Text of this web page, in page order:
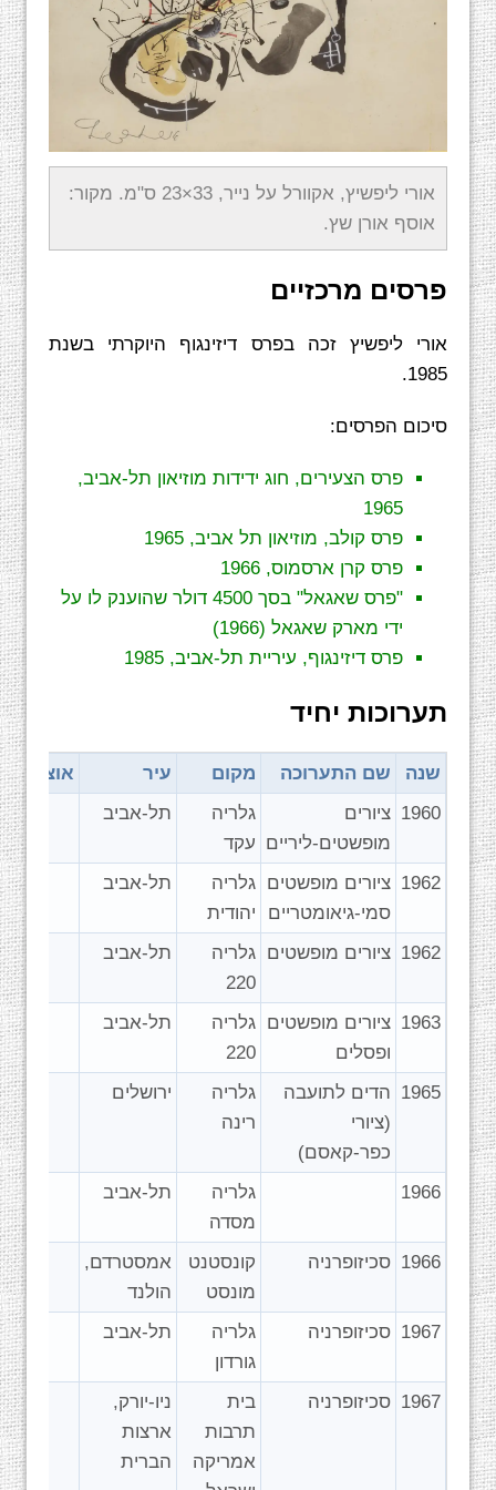
אורי ליפשיץ, אקוורל על נייר, 33×23 ס"מ. מקור:
אוסף אורן שץ.
פרסים מרכזיים
אורי ליפשיץ זכה בפרס דיזינגוף היוקרתי בשנת
1985.
סיכום הפרסים:
פרס הצעירים, חוג ידידות מוזיאון תל-אביב,
1965
פרס קולב, מוזיאון תל אביב, 1965
פרס קרן ארסמוס, 1966
"פרס שאגאל" בסך 4500 דולר שהוענק לו על
ידי מארק שאגאל (1966)
פרס דיזינגוף, עיריית תל-אביב, 1985
תערוכות יחיד
שנה שם התערוכה מקום עיר
אוצר/ת
1960 ציורים
מופשטים-ליריים
גלריה
עקד
תל-אביב
1962 ציורים מופשטים
סמי-גיאומטריים
גלריה
יהודית
תל-אביב
1962 ציורים מופשטים גלריה
220
תל-אביב
1963 ציורים מופשטים
ופסלים
גלריה
220
תל-אביב
1965 הדים לתועבה
(ציורי
כפר-קאסם)
גלריה
רינה
ירושלים
1966
גלריה
מסדה
תל-אביב
1966 סכיזופרניה
קונסטנט
מונסט
אמסטרדם,
הולנד
1967 סכיזופרניה
גלריה
גורדון
תל-אביב
1967 סכיזופרניה
בית
תרבות
אמריקה
ניו-יורק,
ארצות
הברית